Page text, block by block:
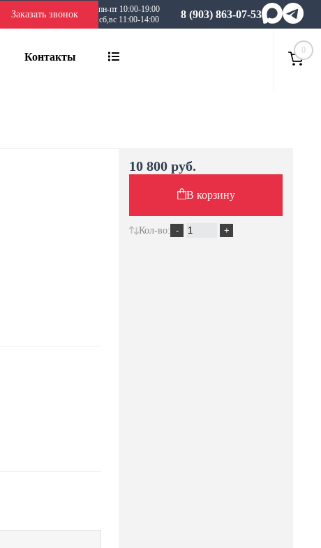
Заказать звонок
пн-пт 10:00-19:00
сб,вс 11:00-14:00
8 (903) 863-07-53
Контакты
0
10 800 руб.
В корзину
Кол-во: